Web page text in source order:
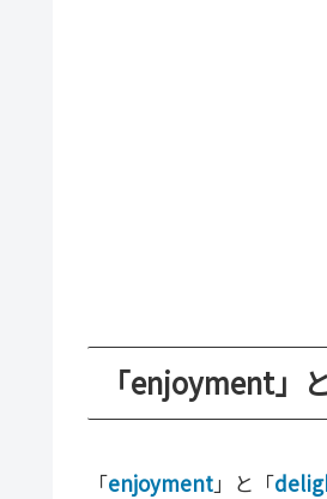
「enjoyment」
「enjoyment」と「